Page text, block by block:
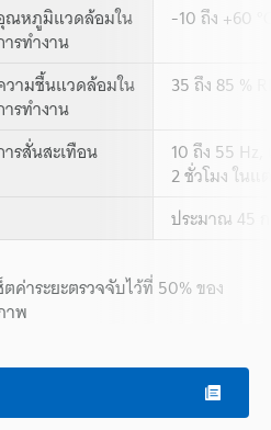
ณหภูมิแวดล้อมใน
รทำงาน
-10 ถึง +60
วามชื้นแวดล้อมใน
รทำงาน
35 ถึง 85 %
รสั่นสะเทือน 10 ถึง 55
2 ชั่วโมง ใน
ประมาณ 45
ค่าระยะตรวจจับไว้ที่ 50% ของ
าพ